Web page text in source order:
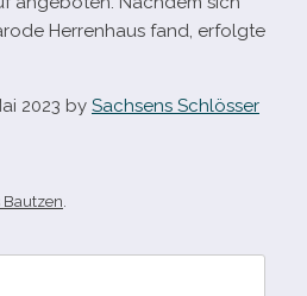
Herrenhaus fand, erfolgte
2023 by Sachsens Schlösser
Bautzen